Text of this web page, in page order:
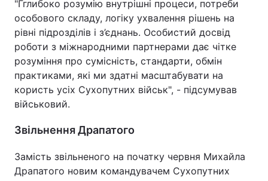
"Гглибоко розумію внутрішні процеси, потреби
особового складу, логіку ухвалення рішень на
рівні підрозділів і з’єднань. Особистий досвід
роботи з міжнародними партнерами дає чітке
розуміння про сумісність, стандарти, обмін
практиками, які ми здатні масштабувати на
користь усіх Сухопутних військ", - підсумував
військовий.
Звільнення Драпатого
Замість звільненого на початку червня Михайла
Драпатого новим командувачем Сухопутних